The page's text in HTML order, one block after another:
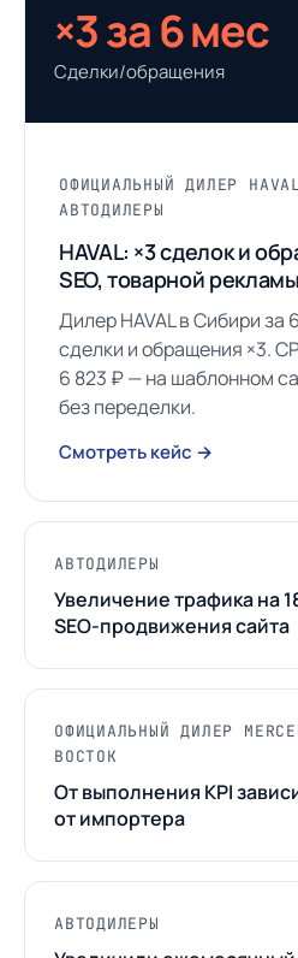
×3 за 6 мес
Сделки/обращения
ОФИЦИАЛЬНЫЙ ДИЛЕР
АВТОДИЛЕРЫ
HAVAL: ×3 сделок и
SEO, товарной
Дилер HAVAL в Сибири за
сделки и обращения ×3.
6 823 ₽ — на шаблонном
без переделки.
Смотреть кейс →
АВТОДИЛЕРЫ
Увеличение трафика на
SEO-продвижения сайта
ОФИЦИАЛЬНЫЙ ДИЛЕР
ВОСТОК
От выполнения KPI
от импортера
АВТОДИЛЕРЫ